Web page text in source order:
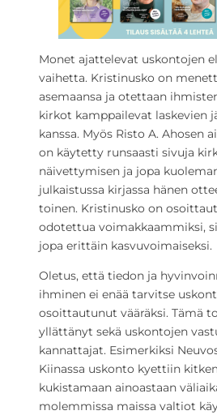
Monet ajattelevat uskontojen
vaihetta. Kristinusko on
asemaansa ja otettaan
kirkot kamppailevat laskevien
kanssa. Myös Risto A. Ahosen
on käytetty runsaasti sivuja
näivettymisen ja jopa
julkaistussa kirjassa hänen
toinen. Kristinusko on
odotettua voimakkaammiksi,
jopa erittäin kasvuvoimaiseksi.
Oletus, että tiedon ja
ihminen ei enää tarvitse
osoittautunut vääräksi. Tämä
yllättänyt sekä uskontojen
kannattajat. Esimerkiksi
Kiinassa uskonto kyettiin
kukistamaan ainoastaan
molemmissa maissa valtiot